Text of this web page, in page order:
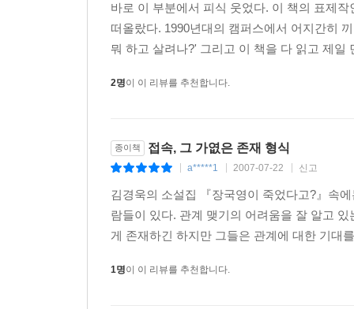
바로 이 부분에서 피식 웃었다. 이 책의 표제
떠올랐다. 1990년대의 캠퍼스에서 어지간히
뭐 하고 살려나?' 그리고 이 책을 다 읽고 제
2명이 이 리뷰를 추천합니다.
종이책 접속, 그 가엾은 존재 형식
a*****1 2007-07-22 신고
김경욱의 소설집 『장국영이 죽었다고?』속
람들이 있다. 관계 맺기의 어려움을 잘 알고
게 존재하긴 하지만 그들은 관계에 대한 기대
1명이 이 리뷰를 추천합니다.